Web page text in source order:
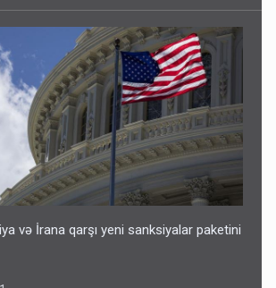
və İrana qarşı yeni sanksiyalar paketini